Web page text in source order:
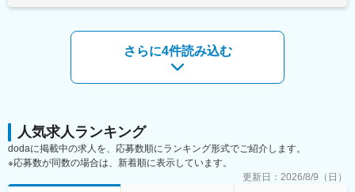
※国内出張の頻度は1~3回/年です。（海外出張はほとんどありませ
CMC担当11名（2名男性、9名女性）
30代～40代で構成されています。
こちらの組織には、内資外資の製薬企業でのCMC業務の経験者や
研究所での経験、CMC薬事の経験者が多いです。
変更の範囲：会社の定める業務
・プロジェクトは個人で完結させるのではなく、社内メンバーと
連携しながら分担して推進しています。
・国内外の規制当局と関わりながら、国際基準での薬事戦略に携
■教育体制：
通常医薬品メーカー出身が会員である関西医薬協会に、当社は会
員として登録しています。業界関連のセミナーにも参加すること
ができ、メーカーと同じレベルの業界知識とマーケット感をアッ
プデートできる環境です。
さらに4件読み込む
人気求人ランキング
dodaに掲載中の求人を、応募数順にランキング形式でご紹介します。
※応募数が同数の場合は、新着順に表示しています。
更新日： 2026/8/9（日）